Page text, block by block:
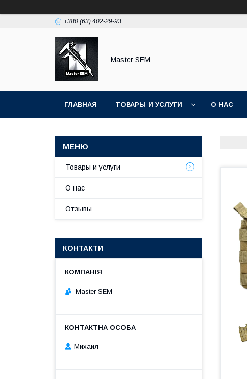
+380 (63) 402-29-93
Master SEM
ГЛАВНАЯ ТОВАРЫ И УСЛУГИ О НАС
Товары и услуги
О нас
Отзывы
КОНТАКТИ
Master SEM
Михаил